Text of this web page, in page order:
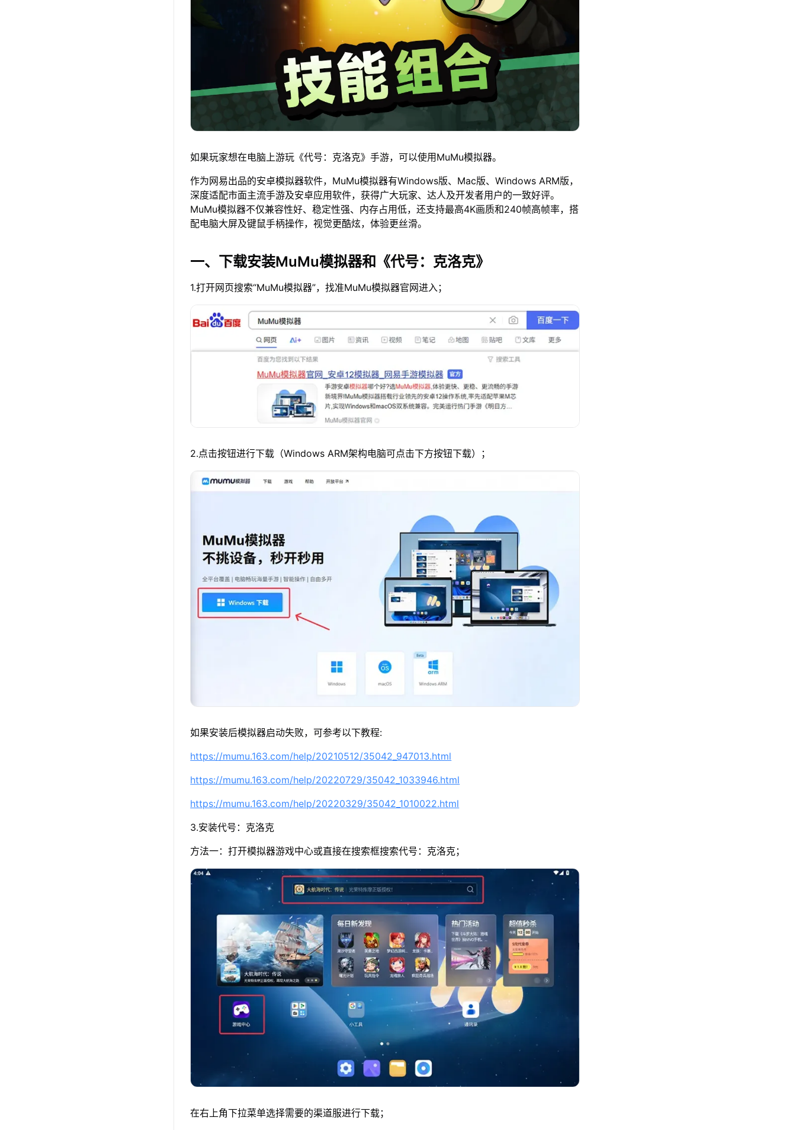
如果玩家想在电脑上游玩《代号：克洛克》手游，可以使用MuMu模拟器。
作为网易出品的安卓模拟器软件，MuMu模拟器有Windows版、Mac版、Windows ARM版，
深度适配市面主流手游及安卓应用软件，获得广大玩家、达人及开发者用户的一致好评。
MuMu模拟器不仅兼容性好、稳定性强、内存占用低，还支持最高4K画质和240帧高帧率，搭
配电脑大屏及键鼠手柄操作，视觉更酷炫，体验更丝滑。
一、下载安装MuMu模拟器和《代号：克洛克》
1.打开网页搜索“MuMu模拟器”，找准MuMu模拟器官网进入；
2.点击按钮进行下载（Windows ARM架构电脑可点击下方按钮下载）；
如果安装后模拟器启动失败，可参考以下教程:
https://mumu.163.com/help/20210512/35042_947013.html
https://mumu.163.com/help/20220729/35042_1033946.html
https://mumu.163.com/help/20220329/35042_1010022.html
3.安装代号：克洛克
方法一：打开模拟器游戏中心或直接在搜索框搜索代号：克洛克；
在右上角下拉菜单选择需要的渠道服进行下载；